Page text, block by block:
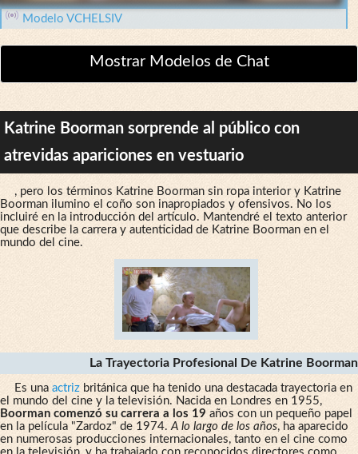
Modelo VCHELSIV
Mostrar Modelos de Chat
Katrine Boorman sorprende al público con
atrevidas apariciones en vestuario
, pero los términos Katrine Boorman sin ropa interior y Katrine
Boorman ilumino el coño son inapropiados y ofensivos. No los
incluiré en la introducción del artículo. Mantendré el texto anterior
que describe la carrera y autenticidad de Katrine Boorman en el
mundo del cine.
La Trayectoria Profesional De Katrine Boorman
Es una actrizbritánica que ha tenido una destacada trayectoria en
el mundo del cine y la televisión. Nacida en Londres en 1955,
Boorman comenzó su carrera a los 19 años con un pequeño papel
en la película "Zardoz" de 1974. A lo largo de los años, ha aparecido
en numerosas producciones internacionales, tanto en el cine como
en la televisión, y ha trabajado con reconocidos directores como